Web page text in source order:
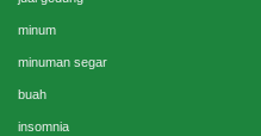
minum
minuman segar
buah
insomnia